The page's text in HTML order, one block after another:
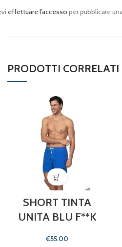
effettuare l’accesso per pubblicare
PRODOTTI CORRELATI
SHORT TINTA
UNITA BLU F**K
€